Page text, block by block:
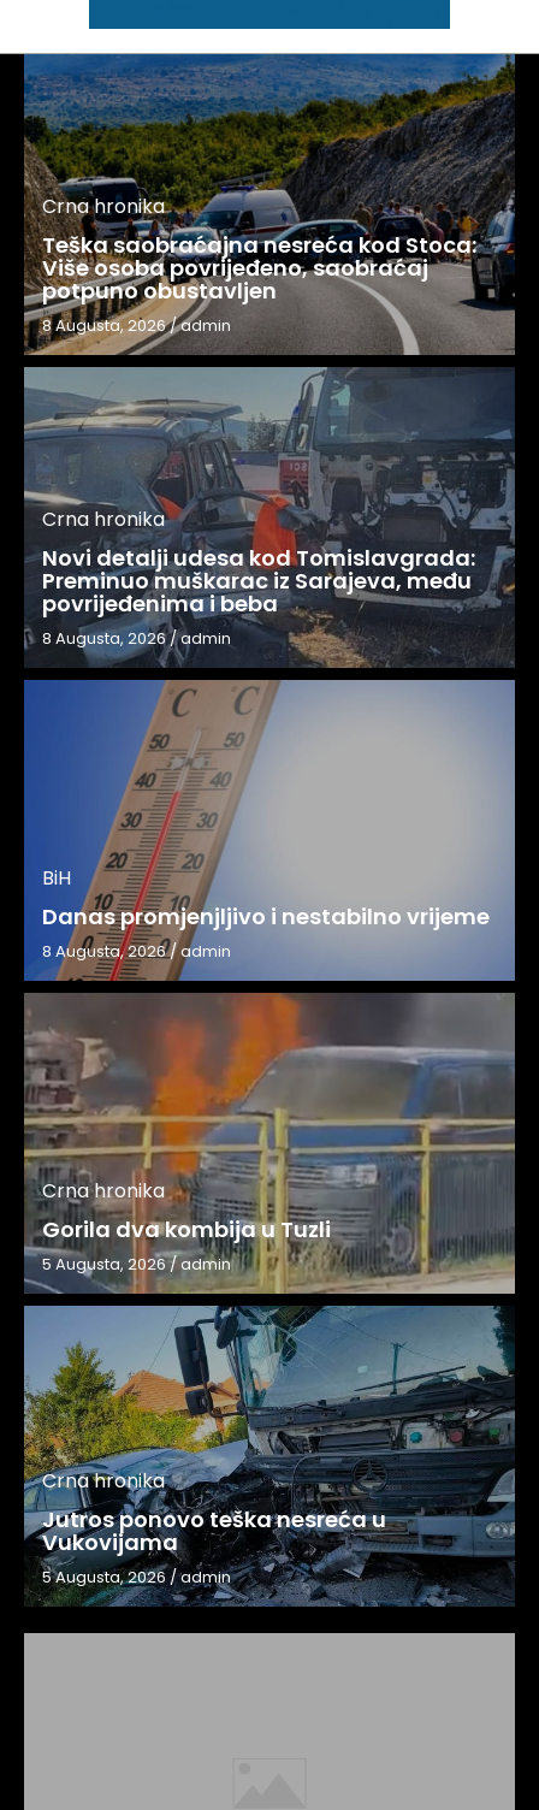
Crna hronika
Teška saobraćajna nesreća kod Stoca:
Više osoba povrijeđeno, saobraćaj
potpuno obustavljen
8 Augusta, 2026/admin
Crna hronika
Novi detalji udesa kod Tomislavgrada:
Preminuo muškarac iz Sarajeva, među
povrijeđenima i beba
8 Augusta, 2026/admin
BiH
Danas promjenjljivo i nestabilno vrijeme
8 Augusta, 2026/admin
Crna hronika
Gorila dva kombija u Tuzli
5 Augusta, 2026/admin
Crna hronika
Jutros ponovo teška nesreća u
Vukovijama
5 Augusta, 2026/admin